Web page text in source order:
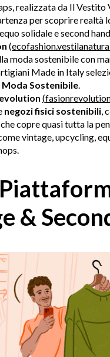
realizzata da Il Vestito
per scoprire realtà
solidale e second
(
moda sostenibile con
Made in Italy
Moda Sostenibile.
(
negozi fisici sostenibili,
copre quasi tutta la
vintage, upcycling,
&